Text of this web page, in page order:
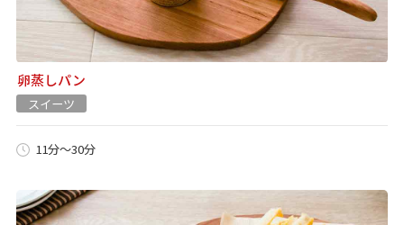
卵蒸しパン
スイーツ
11分～30分